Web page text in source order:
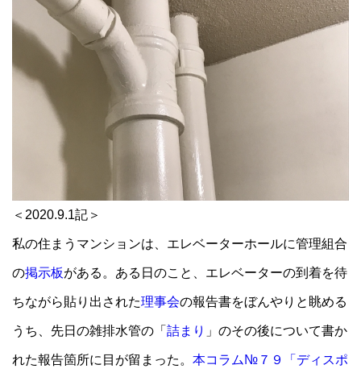
＜2020.9.1記＞
私の住まうマンションは、エレベーターホールに管理組合
の掲示板がある。ある日のこと、エレベーターの到着を待
ちながら貼り出された理事会の報告書をぼんやりと眺める
うち、先日の雑排水管の「詰まり 」のその後について書か
れた報告箇所に目が留まった。本コラム№７９「ディスポ